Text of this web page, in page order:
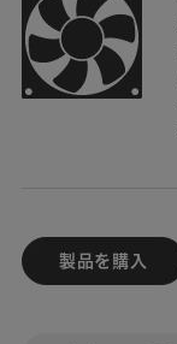
製品を購入